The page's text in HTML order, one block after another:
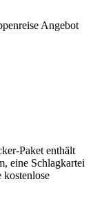
Angebot
Paket enthält
eine Schlagkartei